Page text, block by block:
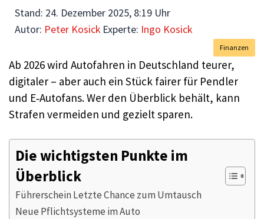
Stand: 24. Dezember 2025, 8:19 Uhr
Autor: Peter Kosick Experte: Ingo Kosick
Finanzen
Ab 2026 wird Autofahren in Deutschland teurer,
digitaler – aber auch ein Stück fairer für Pendler
und E‑Autofans. Wer den Überblick behält, kann
Strafen vermeiden und gezielt sparen.​
Die wichtigsten Punkte im
Überblick
Führerschein Letzte Chance zum Umtausch
Neue Pflichtsysteme im Auto